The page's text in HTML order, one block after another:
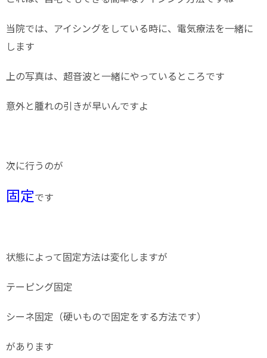
当院では、アイシングをしている時に、電気療法を一緒に
します
上の写真は、超音波と一緒にやっているところです
意外と腫れの引きが早いんですよ
次に行うのが
固定です
状態によって固定方法は変化しますが
テーピング固定
シーネ固定（硬いもので固定をする方法です）
があります